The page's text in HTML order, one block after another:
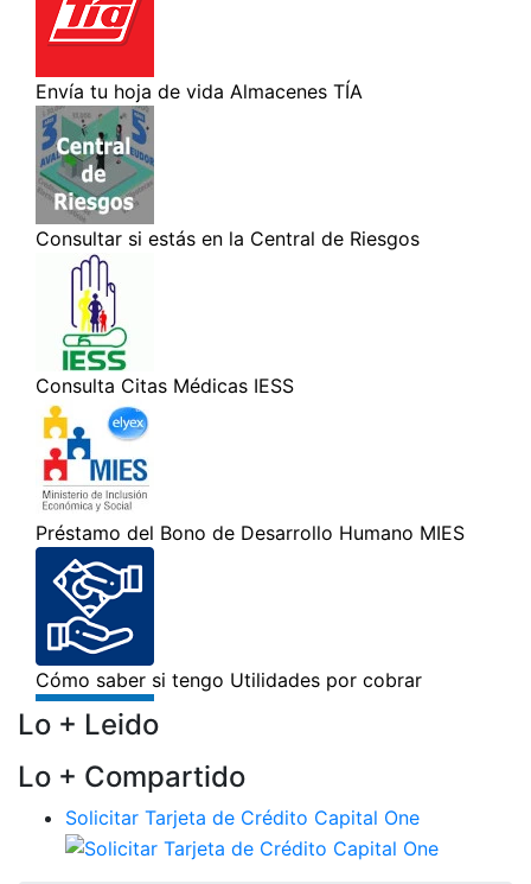
Lo + Leido
Lo + Compartido
Solicitar Tarjeta de Crédito Capital One